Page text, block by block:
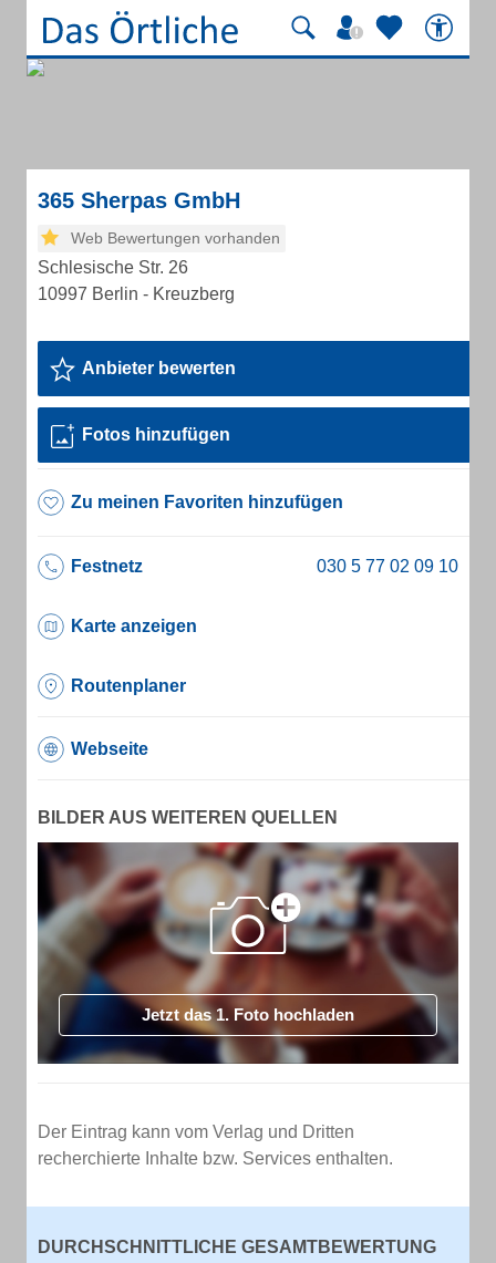
365 Sherpas GmbH
Web Bewertungen vorhanden
Schlesische Str. 26
10997 Berlin - Kreuzberg
Anbieter bewerten
Fotos hinzufügen
Zu meinen Favoriten hinzufügen
Festnetz
Karte anzeigen
Routenplaner
Webseite
BILDER AUS WEITEREN QUELLEN
Jetzt das 1. Foto hochladen
Der Eintrag kann vom Verlag und Dritten
recherchierte Inhalte bzw. Services enthalten.
DURCHSCHNITTLICHE GESAMTBEWERTUNG